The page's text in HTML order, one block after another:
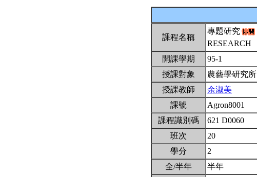
課程名稱
專題研究
RESEARCH
開課學期
95-1
授課對象
農藝學研究所
授課教師
余淑美
課號
Agron8001
課程識別碼
621 D0060
班次
20
學分
2
全/半年
半年